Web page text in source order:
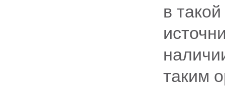
в
таким